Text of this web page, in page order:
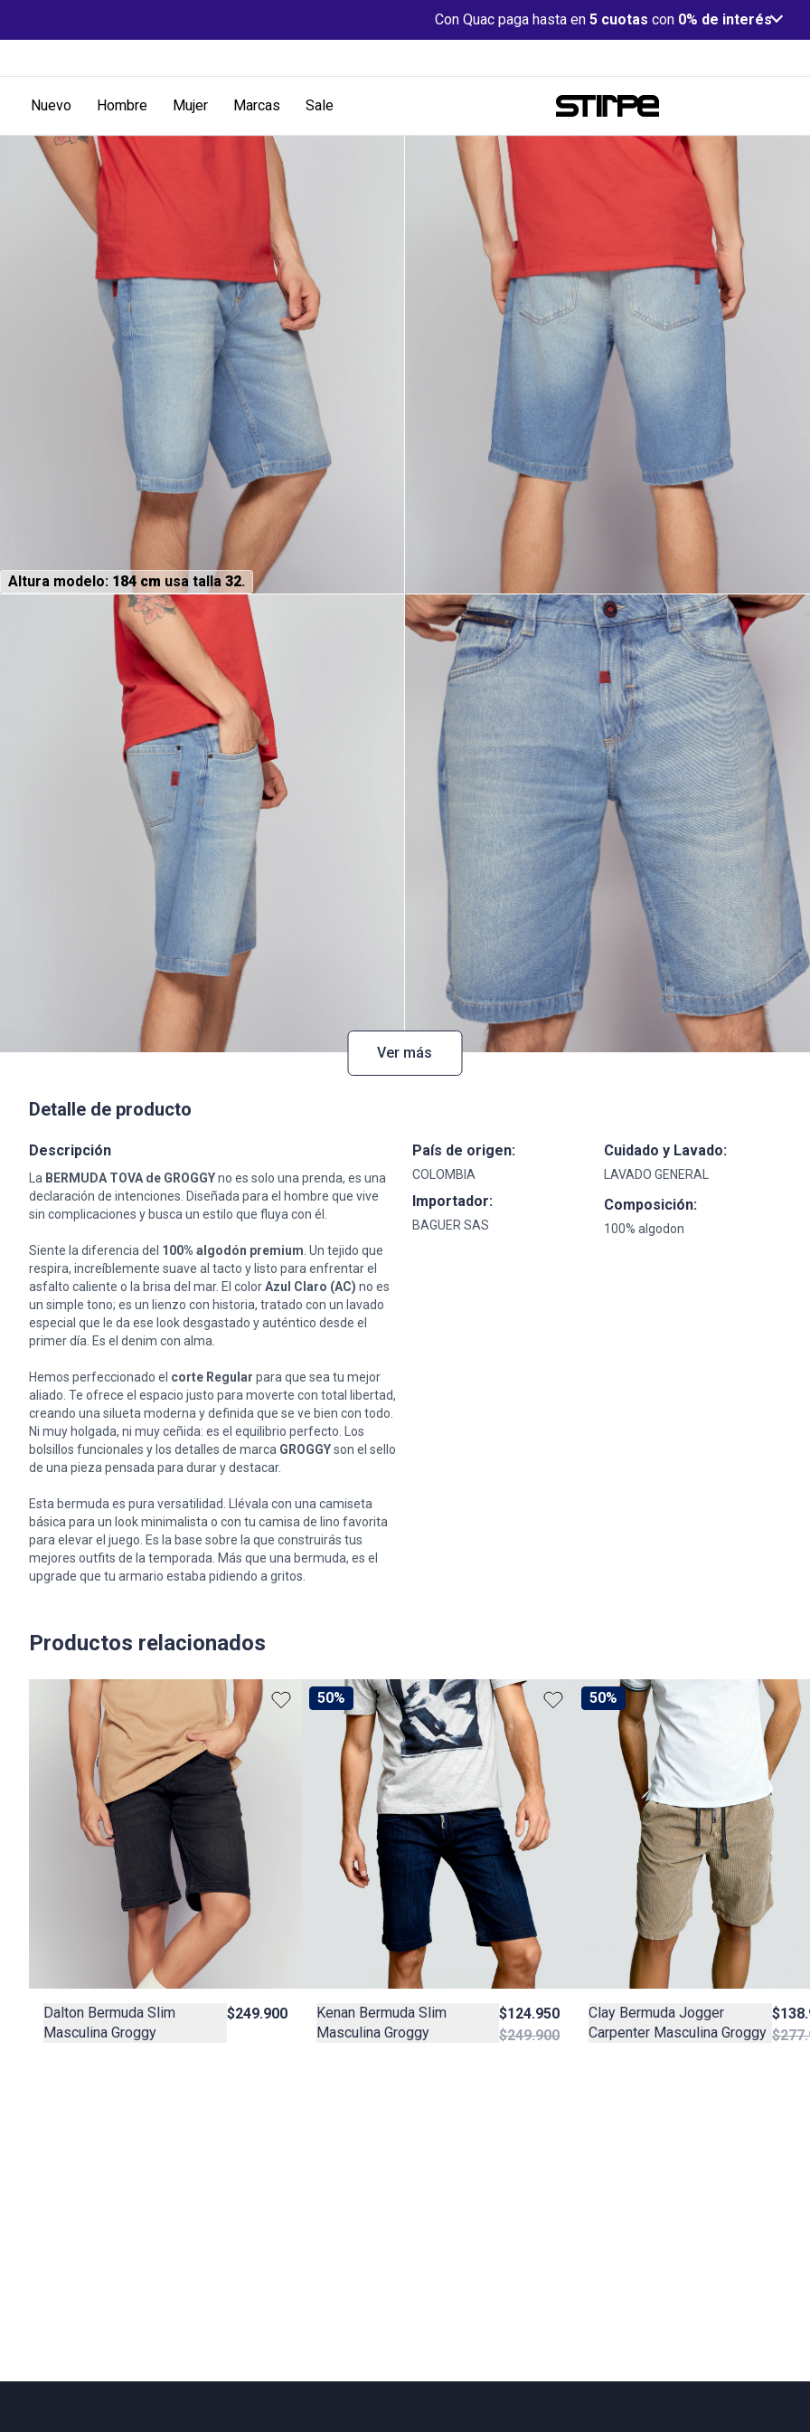
Con Quac paga hasta en 5 cuotas con 0% de interés
Nuevo Hombre Mujer Marcas Sale
Altura modelo: 184 cm usa talla 32.
Ver más
Detalle de producto
Descripción
La BERMUDA TOVA de GROGGYno es solo una prenda, es una
declaración de intenciones. Diseñada para el hombre que vive
sin complicaciones y busca un estilo que fluya con él.
Siente la diferencia del 100% algodón premium . Un tejido que
respira, increíblemente suave al tacto y listo para enfrentar el
asfalto caliente o la brisa del mar. El colorAzul Claro (AC) no es
un simple tono; es un lienzo con historia, tratado con un lavado
especial que le da ese look desgastado y auténtico desde el
primer día. Es el denim con alma.
Hemos perfeccionado el corte Regular para que sea tu mejor
aliado. Te ofrece el espacio justo para moverte con total libertad,
creando una silueta moderna y definida que se ve bien con todo.
Ni muy holgada, ni muy ceñida: es el equilibrio perfecto. Los
bolsillos funcionales y los detalles de marca GROGGYson el sello
de una pieza pensada para durar y destacar.
Esta bermuda es pura versatilidad. Llévala con una camiseta
básica para un look minimalista o con tu camisa de lino favorita
para elevar el juego. Es la base sobre la que construirás tus
mejores outfits de la temporada. Más que una bermuda, es el
upgrade que tu armario estaba pidiendo a gritos.
País de origen:
COLOMBIA
Importador:
BAGUER SAS
Cuidado y Lavado:
LAVADO GENERAL
Composición:
100% algodon
Productos relacionados
Dalton Bermuda Slim
Masculina Groggy
$249.900
50%
Kenan Bermuda Slim
Masculina Groggy
$124.950
$249.900
50%
Clay Bermuda Jogger
Carpenter Masculina Groggy